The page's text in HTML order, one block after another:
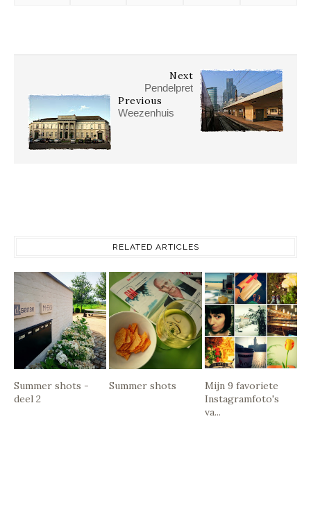
Next
Pendelpret
Previous
Weezenhuis
RELATED ARTICLES
Summer shots -
deel 2
Summer shots
Mijn 9 favoriete
Instagramfoto's
va...